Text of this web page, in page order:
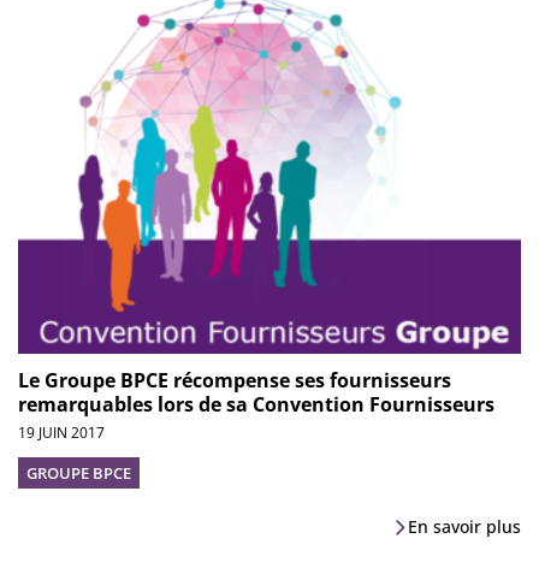
Le Groupe BPCE récompense ses fournisseurs
remarquables lors de sa Convention Fournisseurs
19 JUIN 2017
GROUPE BPCE
En savoir plus